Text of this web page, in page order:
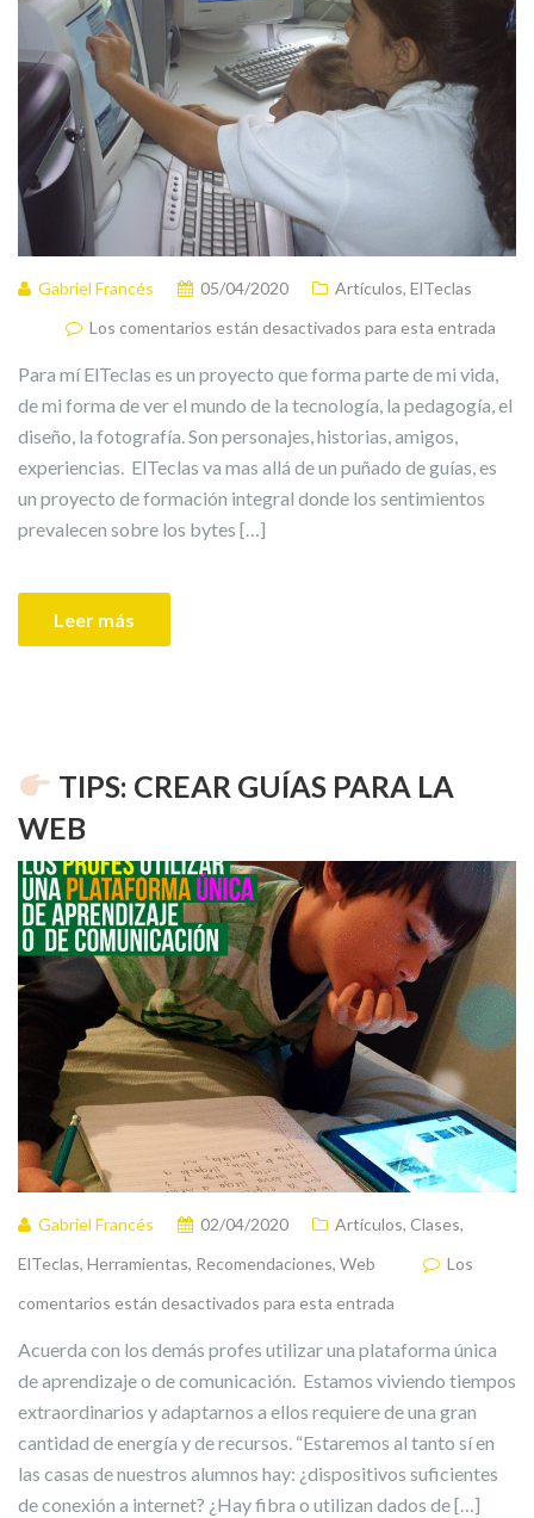
Gabriel Francés 05/04/2020 Artículos, ElTeclas
Los comentarios están desactivados para esta entrada
Para mí ElTeclas es un proyecto que forma parte de mi vida,
de mi forma de ver el mundo de la tecnología, la pedagogía, el
diseño, la fotografía. Son personajes, historias, amigos,
experiencias. ElTeclas va mas allá de un puñado de guías, es
un proyecto de formación integral donde los sentimientos
prevalecen sobre los bytes […]
Leer más
TIPS: CREAR GUÍAS PARA LA
WEB
Gabriel Francés 02/04/2020 Artículos, Clases,
ElTeclas, Herramientas, Recomendaciones, Web
Los
comentarios están desactivados para esta entrada
Acuerda con los demás profes utilizar una plataforma única
de aprendizaje o de comunicación. Estamos viviendo tiempos
extraordinarios y adaptarnos a ellos requiere de una gran
cantidad de energía y de recursos. “Estaremos al tanto sí en
las casas de nuestros alumnos hay: ¿dispositivos suficientes
de conexión a internet? ¿Hay fibra o utilizan dados de […]